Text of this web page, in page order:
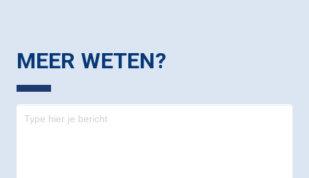
MEER WETEN?
Contact